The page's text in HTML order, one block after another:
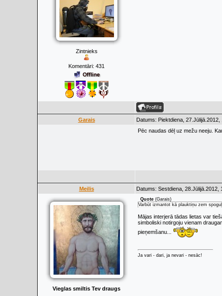
Zintnieks
Komentāri: 431
Garais
Datums: Piektdiena,
Pēc naudas dēļ uz mežu neeju.
Meilis Datums: Sestdiena, 28.Jūlijā.2012,
Vieglas smiltis Tev draugs
Quote (Garais)
Varbūt izmantot kā plauktiņu zem
Mājas interjerā tādas lietas var
simboliski notirgoju vienam
pieņemšanu...
Ja vari - dari, ja nevari - nesāc!